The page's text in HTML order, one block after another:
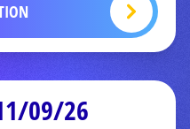
09/26